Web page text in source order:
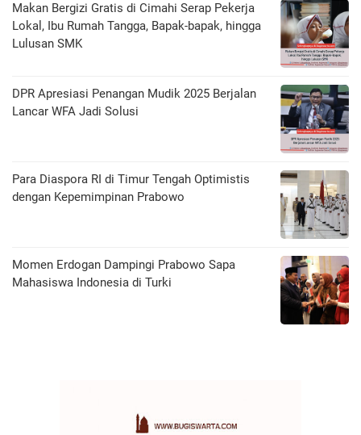
Makan Bergizi Gratis di Cimahi Serap Pekerja
Lokal, Ibu Rumah Tangga, Bapak-bapak, hingga
Lulusan SMK
DPR Apresiasi Penangan Mudik 2025 Berjalan
Lancar WFA Jadi Solusi
Para Diaspora RI di Timur Tengah Optimistis
dengan Kepemimpinan Prabowo
Momen Erdogan Dampingi Prabowo Sapa
Mahasiswa Indonesia di Turki